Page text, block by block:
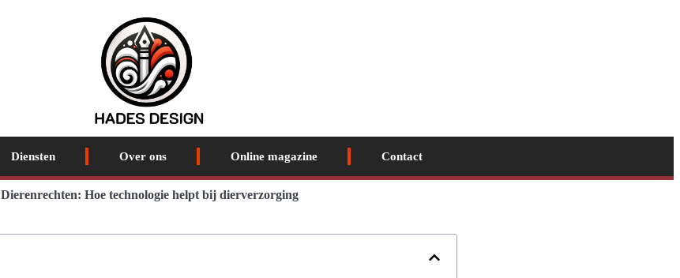
Diensten Over ons Online magazine Contact
Dierenrechten: Hoe technologie helpt bij dierverzorging